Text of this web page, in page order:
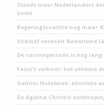
Steeds meer Nederlanders
komt
Regeringscoalitie nog maar
Stikstof verdeelt Nederland
De coronaperiode is nog
Fauci’s verhoor: het ultieme
Gemini Notebook: absolute
De Agatha Christie